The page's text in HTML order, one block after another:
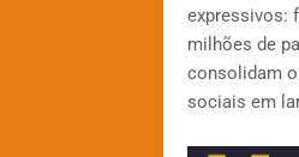
expressivos:
milhões de
consolidam
sociais em